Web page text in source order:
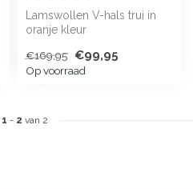
Lamswollen V-hals trui in
oranje kleur
€169,95 €99,95
Op voorraad
1 - 2 van 2